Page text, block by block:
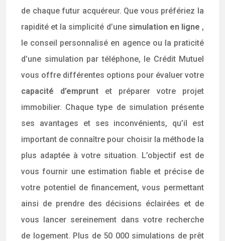
de chaque futur acquéreur. Que vous préfériez la
rapidité et la simplicité d’une simulation en ligne ,
le conseil personnalisé en agence ou la praticité
d’une simulation par téléphone, le Crédit Mutuel
vous offre différentes options pour évaluer votre
capacité d’emprunt et préparer votre projet
immobilier. Chaque type de simulation présente
ses avantages et ses inconvénients, qu’il est
important de connaître pour choisir la méthode la
plus adaptée à votre situation. L’objectif est de
vous fournir une estimation fiable et précise de
votre potentiel de financement, vous permettant
ainsi de prendre des décisions éclairées et de
vous lancer sereinement dans votre recherche
de logement. Plus de 50 000 simulations de prêt